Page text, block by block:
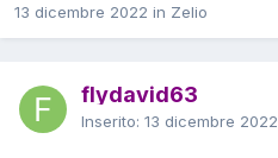
13 dicembre 2022 in Zelio
flydavid63
Inserito: 13 dicembre 2022